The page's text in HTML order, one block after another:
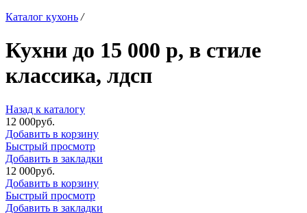
Каталог кухонь /
Кухни до 15 000 р, в стиле
классика, лдсп
Назад к каталогу
12 000руб.
Добавить в корзину
Быстрый просмотр
Добавить в закладки
12 000руб.
Добавить в корзину
Быстрый просмотр
Добавить в закладки